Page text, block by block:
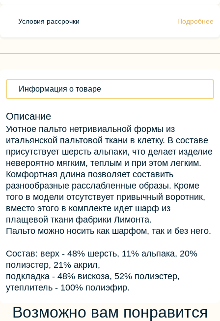
Условия рассрочки Подробнее
Информация о товаре
Описание
Уютное пальто нетривиальной формы из
итальянской пальтовой ткани в клетку. В составе
присутствует шерсть альпаки, что делает изделие
невероятно мягким, теплым и при этом легким.
Комфортная длина позволяет составить
разнообразные расслабленные образы. Кроме
того в модели отсутствует привычный воротник,
вместо этого в комплекте идет шарф из
плащевой ткани фабрики Лимонта.
Пальто можно носить как шарфом, так и без него.
Состав: верх - 48% шерсть, 11% альпака, 20%
полиэстер, 21% акрил,
подкладка - 48% вискоза, 52% полиэстер,
утеплитель - 100% полиэфир.
Возможно вам понравится